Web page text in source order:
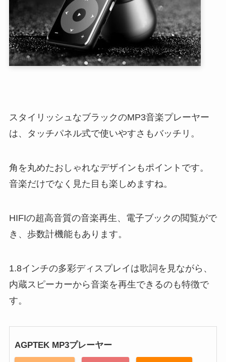
スタイリッシュなブラックのMP3音楽プレーヤー
は、タッチパネル式で使いやすさもバッチリ。
角を丸めたおしゃれなデザインもポイントです。
音楽だけでなく見た目も楽しめますね。
HIFIの超高音質の音楽再生、電子ブックの閲覧がで
き、歩数計機能もあります。
1.8インチの多彩ディスプレイは歌詞を見ながら、
内蔵スピーカーから音楽を再生できるのも特徴で
す。
AGPTEK MP3プレーヤー